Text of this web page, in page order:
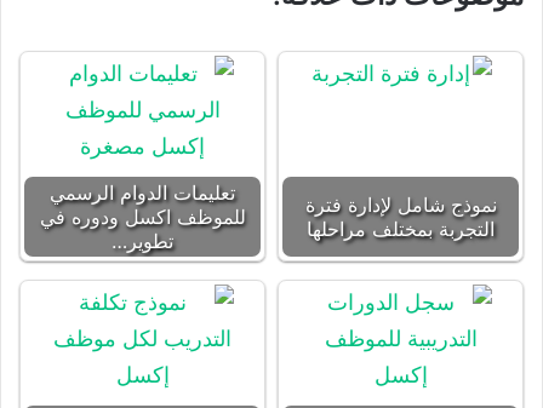
نموذج شامل لإدارة فترة
التجربة بمختلف مراحلها
تعليمات الدوام الرسمي
للموظف اكسل ودوره في
تطوير…